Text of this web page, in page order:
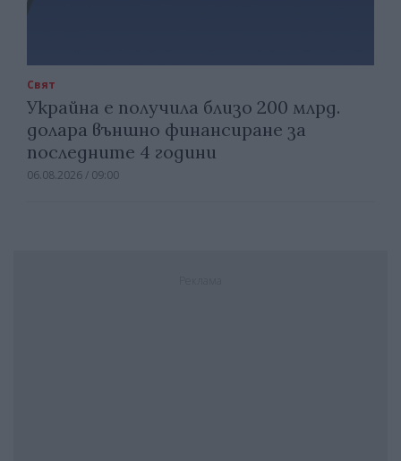
Свят
Украйна е получила близо 200 млрд.
долара външно финансиране за
последните 4 години
06.08.2026 / 09:00